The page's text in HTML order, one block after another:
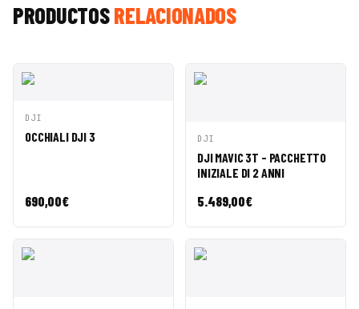
PRODUCTOSRELACIONADOS
VISTA
RÁPIDA
DJI
OCCHIALI DJI 3
690,00€
VISTA
RÁPIDA
CESTA
DJI
DJI MAVIC 3T - PACCHETTO
INIZIALE DI 2 ANNI
5.489,00€